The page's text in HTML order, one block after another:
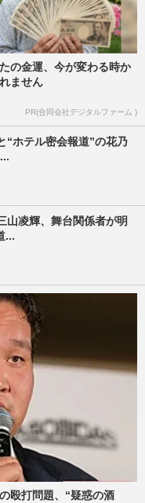
の金運、今が変わる時か
ません
PR(合同会社デジタルファーム )
“ホテル密会報道”の花乃
山凌輝、舞台関係者が明
...
殴打問題、“疑惑の酒